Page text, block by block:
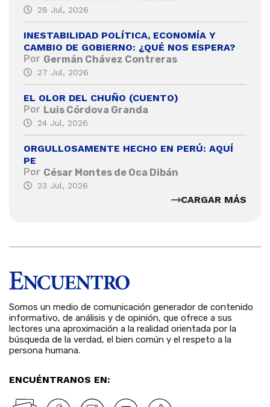
28 Jul, 2026
INESTABILIDAD POLÍTICA, ECONOMÍA Y
CAMBIO DE GOBIERNO: ¿QUÉ NOS ESPERA?
Por Germán Chávez Contreras
27 Jul, 2026
EL OLOR DEL CHUÑO (CUENTO)
Por Luis Córdova Granda
24 Jul, 2026
ORGULLOSAMENTE HECHO EN PERÚ: AQUÍ
PE
Por César Montes de Oca Dibán
23 Jul, 2026
CARGAR MÁS
Somos un medio de comunicación generador de contenido
informativo, de análisis y de opinión, que ofrece a sus
lectores una aproximación a la realidad orientada por la
búsqueda de la verdad, el bien común y el respeto a la
persona humana.
ENCUÉNTRANOS EN: